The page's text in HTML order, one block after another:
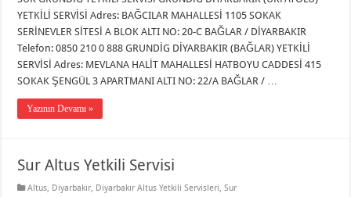
YETKİLİ SERVİSİ Adres: BAĞCILAR MAHALLESİ 1105 SOKAK
SERİNEVLER SİTESİ A BLOK ALTI NO: 20-C BAĞLAR / DİYARBAKIR
Telefon: 0850 210 0 888 GRUNDİG DİYARBAKIR (BAĞLAR) YETKİLİ
SERVİSİ Adres: MEVLANA HALİT MAHALLESİ HATBOYU CADDESİ 415
SOKAK ŞENGÜL 3 APARTMANI ALTI NO: 22/A BAĞLAR / …
Yazının Devamı »
Sur Altus Yetkili Servisi
Altus, Diyarbakır, Diyarbakır Altus Yetkili Servisleri,Sur